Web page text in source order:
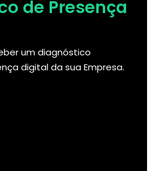
de Presença
um diagnóstico
digital da sua Empresa.